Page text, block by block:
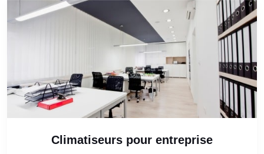
Climatiseurs pour entreprise